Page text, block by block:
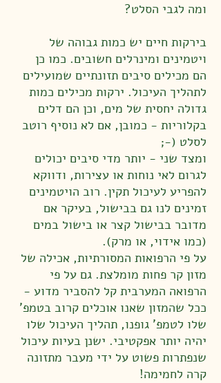
ומה לגבי הסלט?
בירקות חיים יש כמות גבוהה של
ויטמינים ומינרלים חשובים. כמו כן
הם מכילים סיבים תזונתיים שמועילים
לתהליך העיכול. ירקות מכילים כמות
גדולה יחסית של מים, וכן הם דלים
בקלוריות - כמובן, אם לא נוסיף רוטב
לסלט (-;
ומצד שני - יותר מדי סיבים יכולים
לגרום לאי נוחות או עצירות, ודווקא
להפריע לעיכול תקין. רוב הויטמינים
זמינים לנו גם בבישול, בעיקר אם
מדובר בבישול קצר או בישול במים
(כמו אידוי, או מרק).
על פי הרפואות המסורתיות, אכילה של
מזון קר פחות מומלצת. גם על פי
הרפואה המערבית קל להסביר מדוע -
ככל שהמזון שאנו אוכלים קרוב בטמפ'
שלו לטמפ' גופנו, תהליך העיכול שלו
יהיה יותר אפקטיבי. ישנן בעיות עיכול
שנפתרות פשוט על ידי מעבר מתזונה
קרה לחמימה!